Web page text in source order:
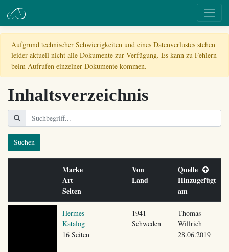
Aufgrund technischer Schwierigkeiten und eines Datenverlustes stehen
leider aktuell nicht alle Dokumente zur Verfügung. Es kann zu Fehlern
beim Aufrufen einzelner Dokumente kommen.
Inhaltsverzeichnis
Suchen
Marke
Art
Seiten
Von
Land
Quelle
Hinzugefügt
am
Hermes
Katalog
16 Seiten
1941
Schweden
Thomas
Willrich
28.06.2019